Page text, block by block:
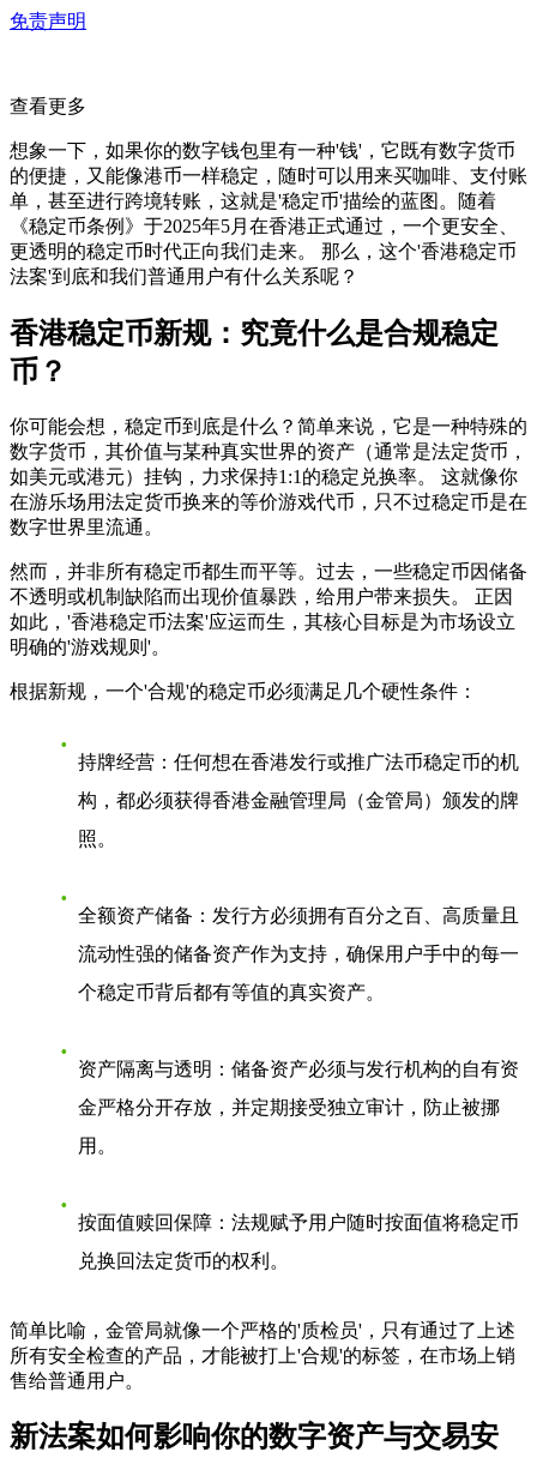
免责声明
查看更多
想象一下，如果你的数字钱包里有一种'钱'，它既有数字货币
的便捷，又能像港币一样稳定，随时可以用来买咖啡、支付账
单，甚至进行跨境转账，这就是'稳定币'描绘的蓝图。随着
《稳定币条例》于2025年5月在香港正式通过，一个更安全、
更透明的稳定币时代正向我们走来。 那么，这个'香港稳定币
法案'到底和我们普通用户有什么关系呢？
香港稳定币新规：究竟什么是合规稳定
币？
你可能会想，稳定币到底是什么？简单来说，它是一种特殊的
数字货币，其价值与某种真实世界的资产（通常是法定货币，
如美元或港元）挂钩，力求保持1:1的稳定兑换率。 这就像你
在游乐场用法定货币换来的等价游戏代币，只不过稳定币是在
数字世界里流通。
然而，并非所有稳定币都生而平等。过去，一些稳定币因储备
不透明或机制缺陷而出现价值暴跌，给用户带来损失。 正因
如此，'香港稳定币法案'应运而生，其核心目标是为市场设立
明确的'游戏规则'。
根据新规，一个'合规'的稳定币必须满足几个硬性条件：
持牌经营 ：任何想在香港发行或推广法币稳定币的机
构，都必须获得香港金融管理局（金管局）颁发的牌
照。
全额资产储备 ：发行方必须拥有百分之百、高质量且
流动性强的储备资产作为支持，确保用户手中的每一
个稳定币背后都有等值的真实资产。
资产隔离与透明 ：储备资产必须与发行机构的自有资
金严格分开存放，并定期接受独立审计，防止被挪
用。
按面值赎回保障 ：法规赋予用户随时按面值将稳定币
兑换回法定货币的权利。
简单比喻，金管局就像一个严格的'质检员'，只有通过了上述
所有安全检查的产品，才能被打上'合规'的标签，在市场上销
售给普通用户。
新法案如何影响你的数字资产与交易安